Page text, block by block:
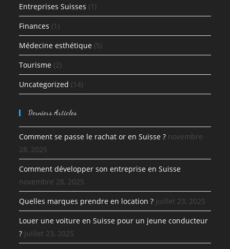
Entreprises Suisses (1)
Finances (1)
Médecine esthétique (5)
Tourisme (2)
Uncategorized (14)
Derniers Articles
Comment se passe le rachat or en Suisse ? novembre
28, 2025
Comment développer son entreprise en Suisse
novembre 28, 2025
Quelles marques prendre en location ? juillet 23, 2025
Louer une voiture en Suisse pour un jeune conducteur
? juillet 23, 2025